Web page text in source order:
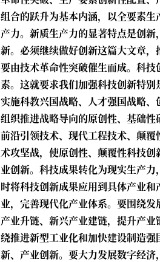
组合的跃升为基本内涵，以全要素
产力。新质生产力的显著特点是创
新。必须继续做好创新这篇大文章
要由技术革命性突破催生而成。科
素。这就要求我们加强科技创新特
实施科教兴国战略、人才强国战略
组织推进战略导向的原创性、基础性
前沿引领技术、现代工程技术、颠
术攻坚战，使原创性、颠覆性科技
业创新。科技成果转化为现实生产
时将科技创新成果应用到具体产业
业，完善现代化产业体系。要围绕
产业升链、新兴产业建链，提升产
绕推进新型工业化和加快建设制造
新、产业创新。要大力发展数字经